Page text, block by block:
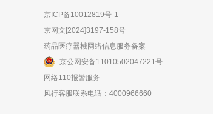
京ICP备10012819号-1
京网文[2024]3197-158号
药品医疗器械网络信息服务备案
京公网安备11010502047221号
网络110报警服务
风行客服联系电话：4000966660